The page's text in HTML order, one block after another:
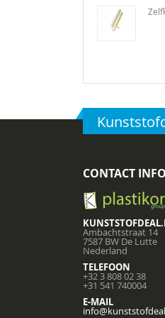
CONTACT
Ambachtstraat 14
7587 BW De Lutte
Nederland
TELEFOON
+32 3 808 02 38
+31 541 740004
E-MAIL